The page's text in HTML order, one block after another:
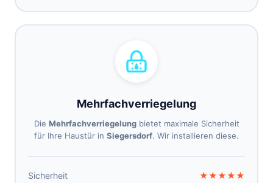
Mehrfachverriegelung
Die Mehrfachverriegelungbietet maximale Sicherheit
für Ihre Haustür in Siegersdorf. Wir installieren diese.
Sicherheit
★★★★★